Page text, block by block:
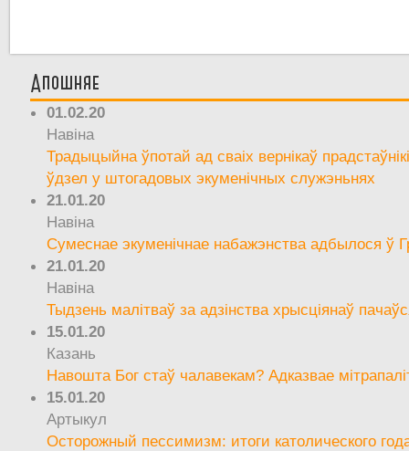
Апошняе
01.02.20
Навіна
Традыцыйна ўпотай ад сваіх вернікаў
ўдзел у штогадовых экуменічных служэньнях
21.01.20
Навіна
Сумеснае экуменічнае набажэнства адбылося ў
21.01.20
Навіна
Тыдзень малітваў за адзінства хрысціянаў
15.01.20
Казань
Навошта Бог стаў чалавекам? Адказвае
15.01.20
Артыкул
Осторожный пессимизм: итоги католического